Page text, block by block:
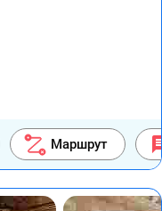
Маршрут